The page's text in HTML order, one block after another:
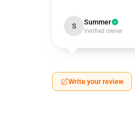
S Summer
Verified owner
Write your review